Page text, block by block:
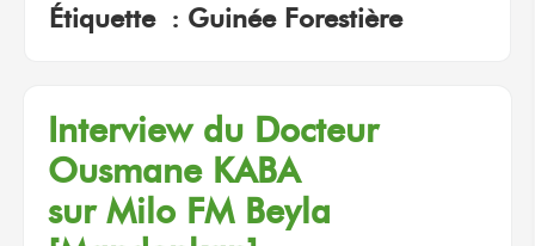
Étiquette : Guinée Forestière
Interview du Docteur
Ousmane KABA
sur Milo FMBeyla